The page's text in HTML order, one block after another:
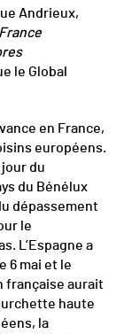
Andrieux,
le Global
en France,
européens.
du
du Bénélux
dépassement
le
L’Espagne a
6 mai et le
française aurait
haute
la